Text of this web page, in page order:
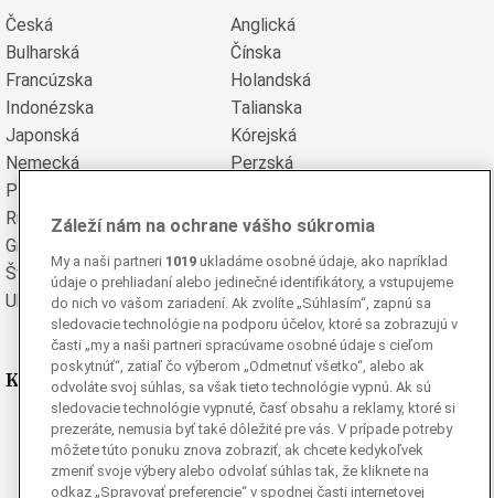
Česká
Anglická
Bulharská
Čínska
Francúzska
Holandská
Indonézska
Talianska
Japonská
Kórejská
Nemecká
Perzská
Poľská
Rumunská
Ruská
Grécka
Švédska
Turecká
Ukrajinská
Vietnamská
Kde nás nájdete
Facebook
Instagram
Ganjing
Záleží nám na ochrane vášho súkromia
My a naši partneri 1019 ukladáme osobné údaje, ako napríklad
údaje o prehliadaní alebo jedinečné identifikátory, a vstupujeme
do nich vo vašom zariadení. Ak zvolíte „Súhlasím“, zapnú sa
sledovacie technológie na podporu účelov, ktoré sa zobrazujú v
časti „my a naši partneri spracúvame osobné údaje s cieľom
poskytnúť“, zatiaľ čo výberom „Odmetnuť všetko“, alebo ak
odvoláte svoj súhlas, sa však tieto technológie vypnú. Ak sú
sledovacie technológie vypnuté, časť obsahu a reklamy, ktoré si
prezeráte, nemusia byť také dôležité pre vás. V prípade potreby
môžete túto ponuku znova zobraziť, ak chcete kedykoľvek
zmeniť svoje výbery alebo odvolať súhlas tak, že kliknete na
odkaz „Spravovať preferencie“ v spodnej časti internetovej